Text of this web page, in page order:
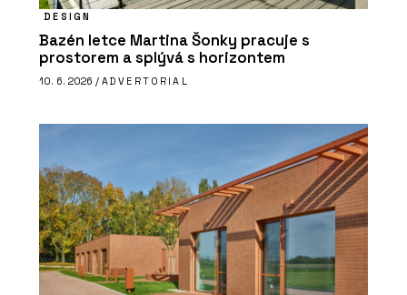
DESIGN
Bazén letce Martina Šonky pracuje s
prostorem a splývá s horizontem
10. 6. 2026 / ADVERTORIAL